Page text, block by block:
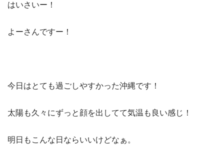
はいさいー！
よーさんですー！
今日はとても過ごしやすかった沖縄です！
太陽も久々にずっと顔を出してて気温も良い感じ！
明日もこんな日ならいいけどなぁ。